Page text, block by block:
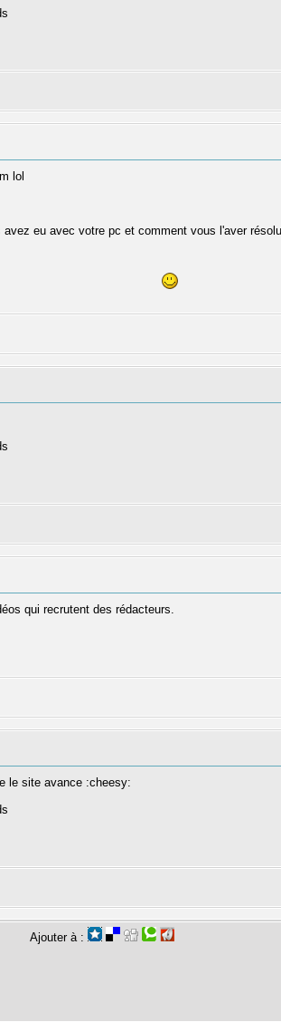
lol
eu avec votre pc et comment vous l'aver
qui recrutent des rédacteurs.
le site avance :cheesy:
Ajouter à :